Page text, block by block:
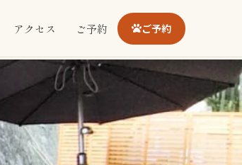
アクセス ご予約 ご予約